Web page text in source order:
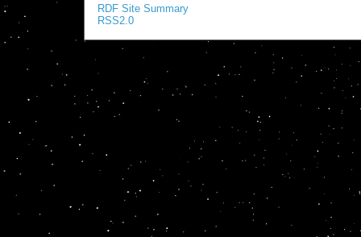
RDF Site Summary
RSS2.0